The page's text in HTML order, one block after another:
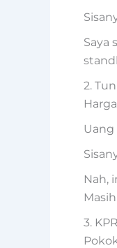
Saya
2.
Uang
Nah,
3. KPR